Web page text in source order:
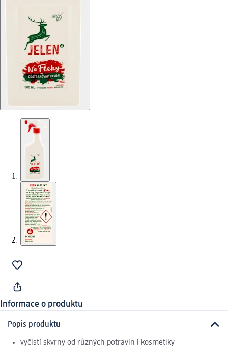
Informace o produktu
Popis produktu
vyčistí skvrny od různých potravin i kosmetiky